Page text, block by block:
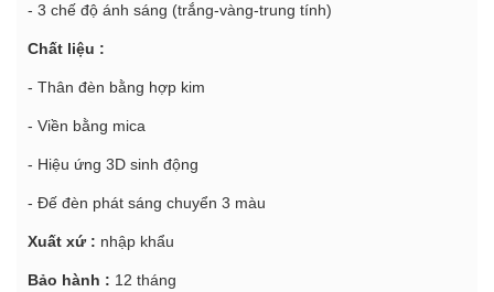
- 3 chế độ ánh sáng (trắng-vàng-trung tính)
Chất liệu :
- Thân đèn bằng hợp kim
- Viền bằng mica
- Hiệu ứng 3D sinh động
- Đế đèn phát sáng chuyển 3 màu
Xuất xứ : nhập khẩu
Bảo hành : 12 tháng